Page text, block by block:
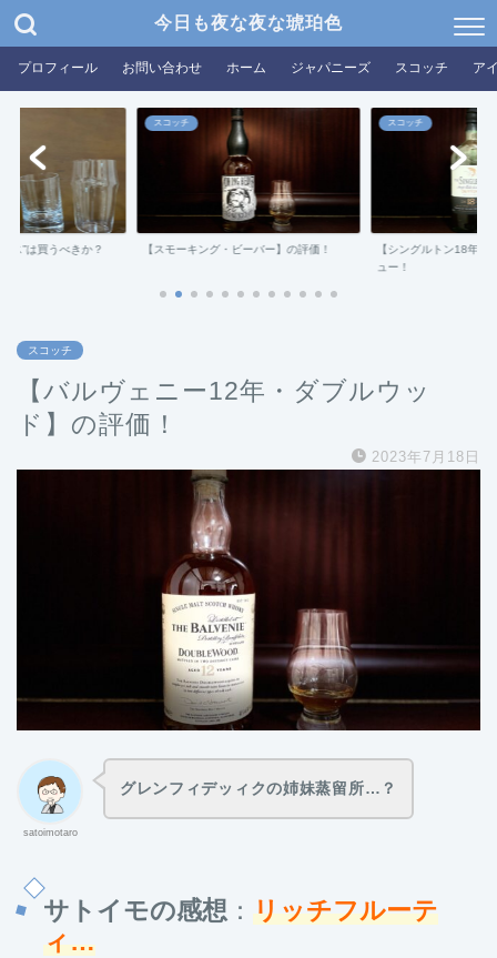
今日も夜な夜な琥珀色
プロフィール お問い合わせ ホーム ジャパニーズ スコッチ ア
ス”は買うべきか？
スコッチ
【スモーキング・ビーバー】の評価！
スコッチ
【シングルトン18年ダ
ュー！
スコッチ
【バルヴェニー12年・ダブルウッ
ド】の評価！
2023年7月18日
satoimotaro
グレンフィデッィクの姉妹蒸留所…？
サトイモの感想 ： リッチフルーテ
ィ…